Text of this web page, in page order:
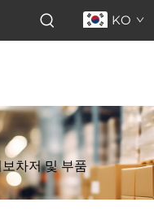
KO
차저 및 부품